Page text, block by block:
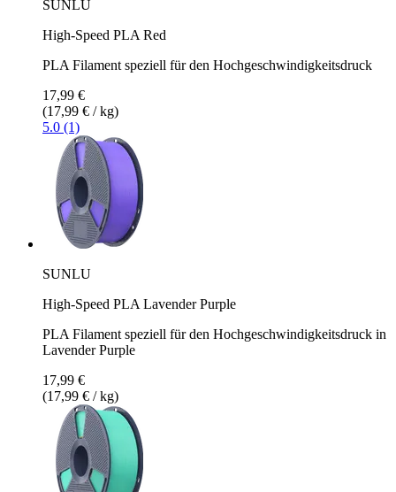
SUNLU
High-Speed PLA Red
PLA Filament speziell für den Hochgeschwindigkeitsdruck
17,99 €
(17,99 € / kg)
5.0 (1)
SUNLU
High-Speed PLA Lavender Purple
PLA Filament speziell für den Hochgeschwindigkeitsdruck in
Lavender Purple
17,99 €
(17,99 € / kg)